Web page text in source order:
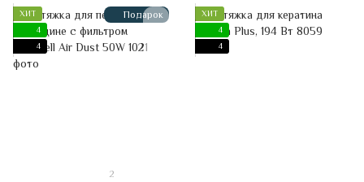
Подарок
ХИТ
4
4
2
ХИТ
4
4